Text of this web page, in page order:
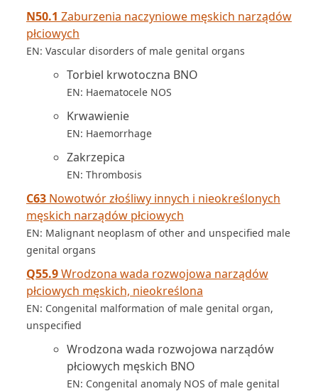
N50.1 Zaburzenia naczyniowe męskich narządów
płciowych
EN: Vascular disorders of male genital organs
Torbiel krwotoczna BNO
EN: Haematocele NOS
Krwawienie
EN: Haemorrhage
Zakrzepica
EN: Thrombosis
C63 Nowotwór złośliwy innych i nieokreślonych
męskich narządów płciowych
EN: Malignant neoplasm of other and unspecified male
genital organs
Q55.9Wrodzona wada rozwojowa narządów
płciowych męskich, nieokreślona
EN: Congenital malformation of male genital organ,
unspecified
Wrodzona wada rozwojowa narządów
płciowych męskich BNO
EN: Congenital anomaly NOS of male genital